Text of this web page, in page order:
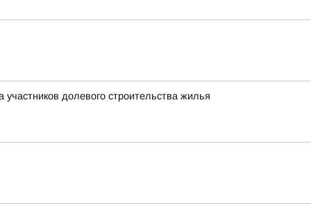
долевого строительства жилья